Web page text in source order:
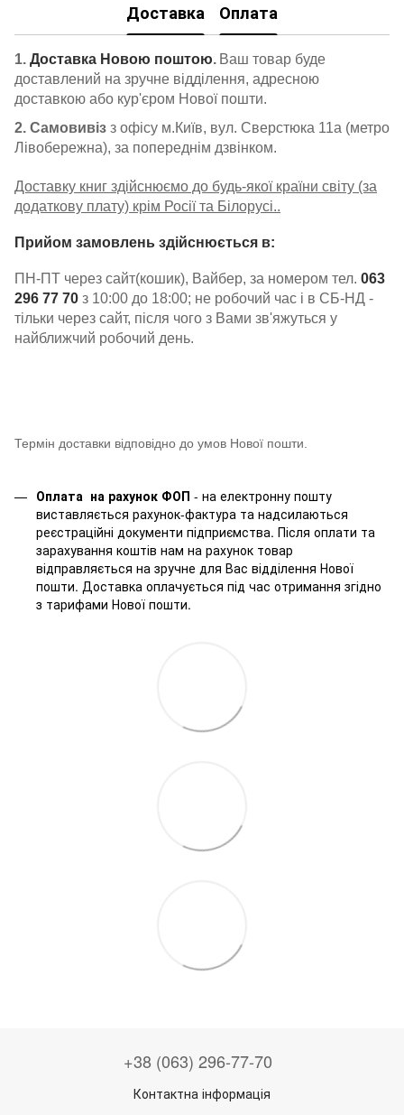
Доставка Оплата
1. Доставка Новою поштою. Ваш товар буде
доставлений на зручне відділення, адресною
доставкою або кур'єром Нової пошти.
2. Самовивіз з офісу м.Київ, вул. Сверстюка 11а (метро
Лівобережна), за попереднім дзвінком.
Доставку книг здійснюємо до будь-якої країни світу (за
додаткову плату) крім Росії та Білорусі..
Прийом замовлень здійснюється в:
ПН-ПТ через сайт(кошик), Вайбер, за номером тел. 063
296 77 70 з 10:00 до 18:00; не робочий час і в СБ-НД -
тільки через сайт, після чого з Вами зв'яжуться у
найближчий робочий день.
Термін доставки відповідно до умов Нової пошти.
Оплата на рахунок ФОП - на електронну пошту
виставляється рахунок-фактура та надсилаються
реєстраційні документи підприємства. Після оплати та
зарахування коштів нам на рахунок товар
відправляється на зручне для Вас відділення Нової
пошти. Доставка оплачується під час отримання згідно
з тарифами Нової пошти.
+38 (063) 296-77-70
Контактна інформація